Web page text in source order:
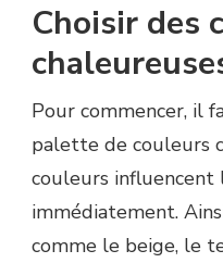
Choisir des
Pour commencer, il
palette de couleurs
couleurs influencent
immédiatement.
comme le beige, le